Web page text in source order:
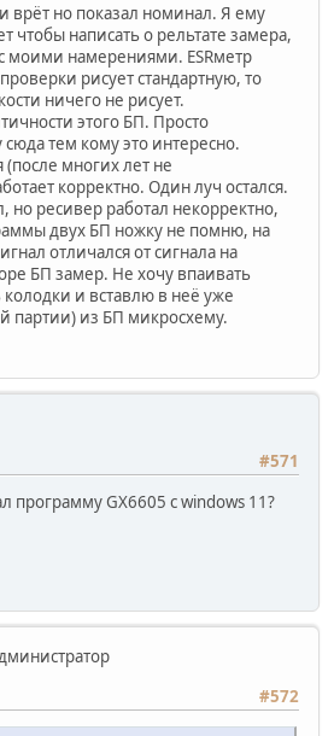
врёт но показал номинал. Я ему
чтобы написать о рельтате замера,
с моими намерениями. ESRметр
рисует стандартную, то
ничего не рисует.
этого БП. Просто
тем кому это интересно.
многих лет не
корректно. Один луч остался.
но ресивер работал некорректно,
двух БП ножку не помню, на
отличался от сигнала на
БП замер. Не хочу впаивать
и вставлю в неё уже
партии) из БП микросхему.
#571
программу GX6605 с windows 11?
#572